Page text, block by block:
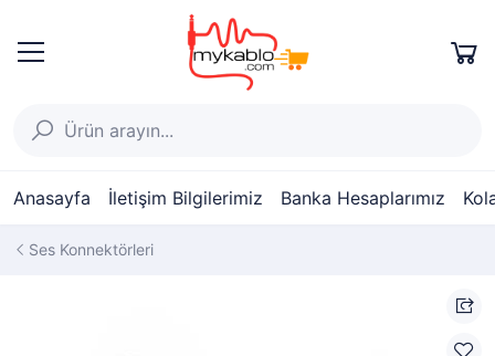
Anasayfa İletişim Bilgilerimiz Banka Hesaplarımız
Ses Konnektörleri